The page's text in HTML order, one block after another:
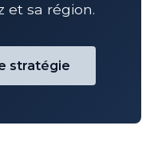
et sa région.
stratégie